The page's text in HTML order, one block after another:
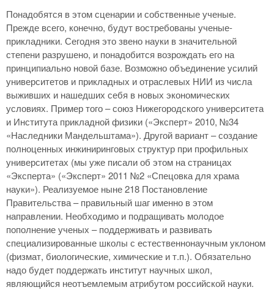
Понадобятся в этом сценарии и собственные ученые.
Прежде всего, конечно, будут востребованы ученые-
прикладники. Сегодня это звено науки в значительной
степени разрушено, и понадобится возрождать его на
принципиально новой базе. Возможно объединение усилий
университетов и прикладных и отраслевых НИИ из числа
выживших и нашедших себя в новых экономических
условиях. Пример того – союз Нижегородского университета
и Института прикладной физики («Эксперт» 2010, №34
«Наследники Мандельштама»). Другой вариант – создание
полноценных инжиниринговых структур при профильных
университетах (мы уже писали об этом на страницах
«Эксперта» («Эксперт» 2011 №2 «Спецовка для храма
науки»). Реализуемое ныне 218 Постановление
Правительства – правильный шаг именно в этом
направлении. Необходимо и подращивать молодое
пополнение ученых – поддерживать и развивать
специализированные школы с естественнонаучным уклоном
(физмат, биологические, химические и т.п.). Обязательно
надо будет поддержать институт научных школ,
являющийся неотъемлемым атрибутом российской науки.